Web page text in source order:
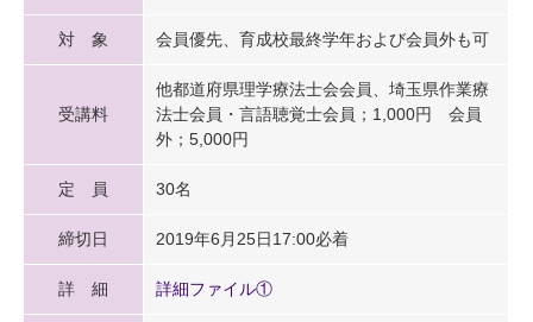
対 象 会員優先、育成校最終学年および会員外も可
受講料
他都道府県理学療法士会会員、埼玉県作業療
法士会員・言語聴覚士会員；1,000円 会員
外；5,000円
定 員 30名
締切日 2019年6月25日17:00必着
詳 細 詳細ファイル①